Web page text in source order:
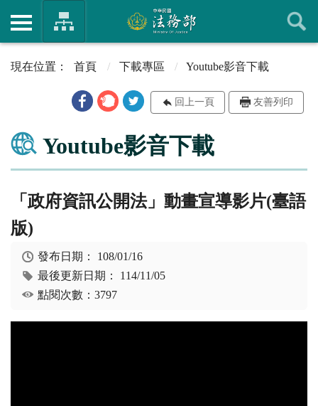
首頁 下載專區 Youtube影音下載
回上一頁 友善列印
Youtube影音下載
「政府資訊公開法」動畫宣導影片(臺語
版)
發布日期： 108/01/16
最後更新日期： 114/11/05
點閱次數：3797